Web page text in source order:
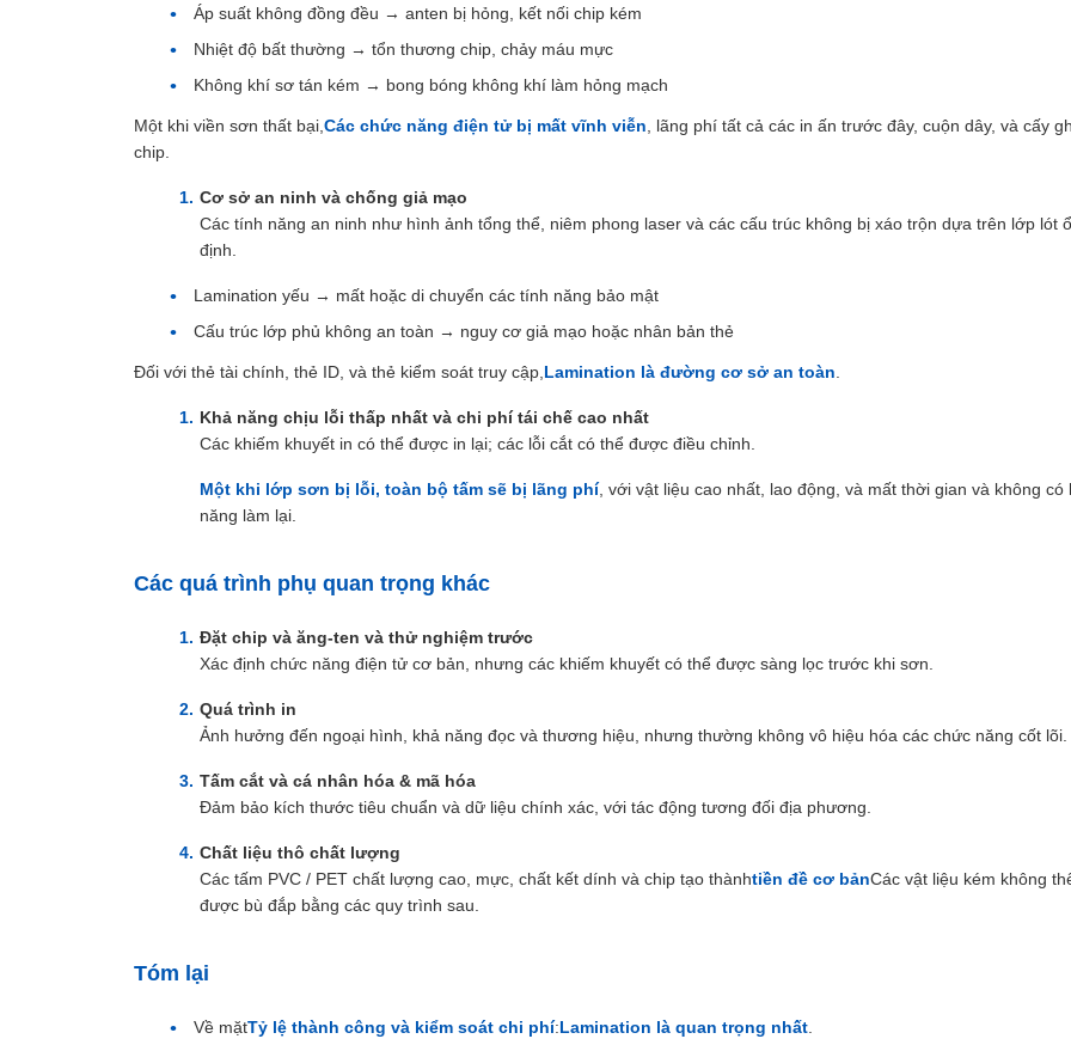
Áp suất không đồng đều → anten bị hỏng, kết nối chip kém
Nhiệt độ bất thường → tổn thương chip, chảy máu mực
Không khí sơ tán kém → bong bóng không khí làm hỏng mạch
Một khi viền sơn thất bại, Các chức năng điện tử bị mất vĩnh viễn , lãng phí tất cả các in ấn trước đây, cuộn dây, và cấy
chip.
Cơ sở an ninh và chống giả mạo
Các tính năng an ninh như hình ảnh tổng thể, niêm phong laser và các cấu trúc không bị xáo trộn dựa trên lớp lót
định.
Lamination yếu → mất hoặc di chuyển các tính năng bảo mật
Cấu trúc lớp phủ không an toàn → nguy cơ giả mạo hoặc nhân bản thẻ
Đối với thẻ tài chính, thẻ ID, và thẻ kiểm soát truy cập, Lamination là đường cơ sở an toàn
Khả năng chịu lỗi thấp nhất và chi phí tái chế cao nhất
Các khiếm khuyết in có thể được in lại; các lỗi cắt có thể được điều chỉnh.
Một khi lớp sơn bị lỗi, toàn bộ tấm sẽ bị lãng phí, với vật liệu cao nhất, lao động, và mất thời gian và không có
năng làm lại.
Các quá trình phụ quan trọng khác
Đặt chip và ăng-ten và thử nghiệm trước
Xác định chức năng điện tử cơ bản, nhưng các khiếm khuyết có thể được sàng lọc trước khi sơn.
Quá trình in
Ảnh hưởng đến ngoại hình, khả năng đọc và thương hiệu, nhưng thường không vô hiệu hóa các chức năng cốt lõi.
Tấm cắt và cá nhân hóa & mã hóa
Đảm bảo kích thước tiêu chuẩn và dữ liệu chính xác, với tác động tương đối địa phương.
Chất liệu thô chất lượng
Các tấm PVC / PET chất lượng cao, mực, chất kết dính và chip tạo thànhtiền đề cơ bảnCác vật liệu kém không
được bù đắp bằng các quy trình sau.
Tóm lại
Về mặtTỷ lệ thành công và kiểm soát chi phí:Lamination là quan trọng nhất